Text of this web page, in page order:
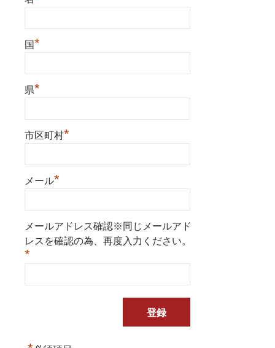
国*
県*
市区町村*
メール*
メールアドレス確認※同じメールアド
レスを確認の為、再度入力ください。
*